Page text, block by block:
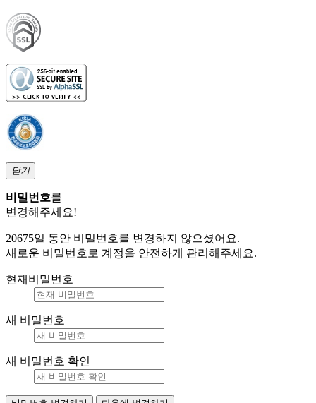
닫기
비밀번호를
변경해주세요!
20675일 동안 비밀번호를 변경하지 않으셨어요.
새로운 비밀번호로 계정을 안전하게 관리해주세요.
현재비밀번호
새 비밀번호
새 비밀번호 확인